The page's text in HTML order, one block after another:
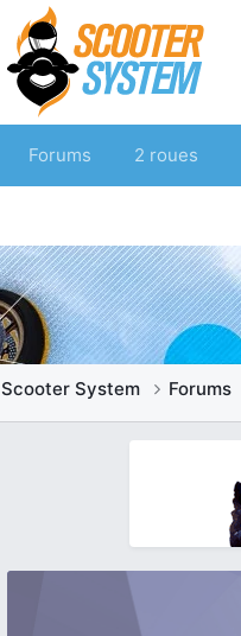
Forums 2 roues
Scooter System Forums